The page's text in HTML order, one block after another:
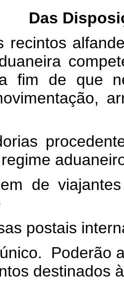
Das
fim de que
de
postais
Poderão
destinados